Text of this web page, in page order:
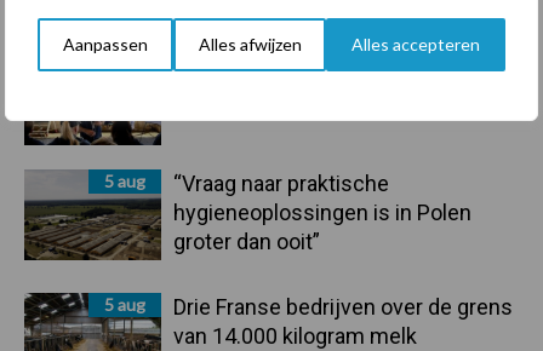
Aanpassen Alles afwijzen Alles accepteren
6 aug
Tien praktische tips voor een
5 aug
“Vraag naar praktische
hygieneoplossingen is in Polen
groter dan ooit”
5 aug
Drie Franse bedrijven over de grens
van 14.000 kilogram melk